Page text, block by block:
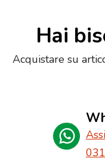
Hai
Acquistare su